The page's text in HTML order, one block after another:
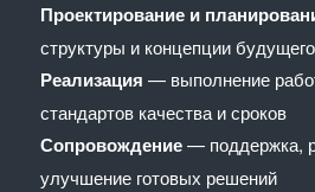
Проектирование и
структуры и концепции
Реализация — выполнение
стандартов качества и сроков
Сопровождение— поддержка,
улучшение готовых решений